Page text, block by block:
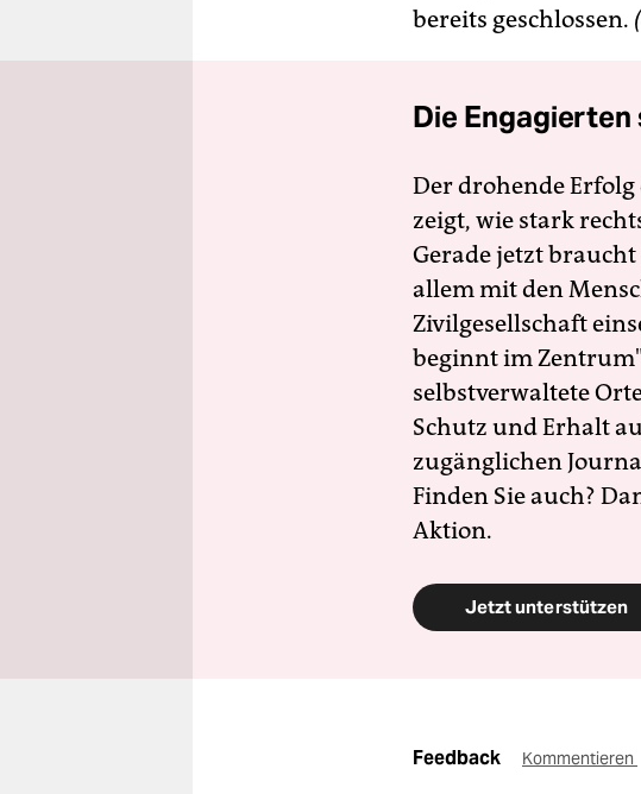
bereits geschlossen.
Die
Der drohende
zeigt, wie stark
Gerade jetzt
allem mit den
Zivilgesellschaft
beginnt im
selbstverwaltete
Schutz und Erhalt
zugänglichen
Finden Sie auch?
Aktion.
Jetzt unterstützen
Feedback Kommentieren